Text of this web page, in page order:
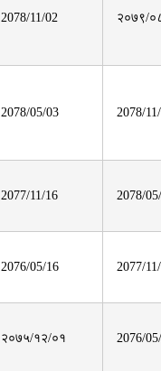
2078/11/02 २०७९/
2078/05/03 2078/
2077/11/16 2078/
2076/05/16 2077/
२०७५/१२/०१ 2076/